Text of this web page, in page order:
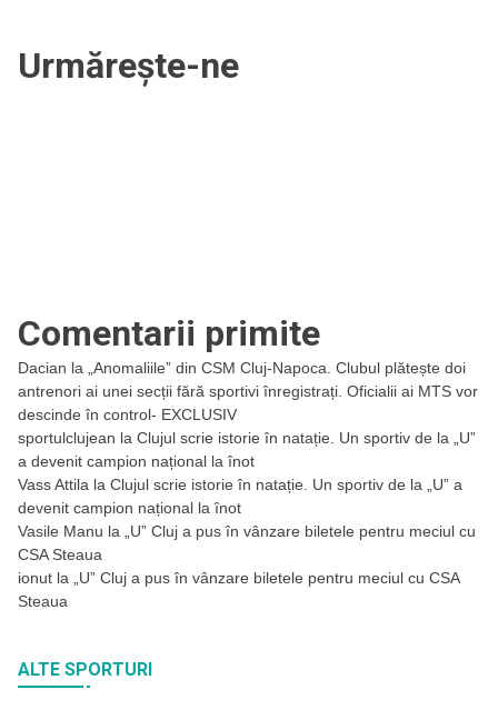
Urmărește-ne
Comentarii primite
Dacian la
„Anomaliile” din CSM Cluj-Napoca. Clubul plătește doi
antrenori ai unei secții fără sportivi înregistrați. Oficialii ai MTS vor
descinde în control- EXCLUSIV
sportulclujean la Clujul scrie istorie în natație. Un sportiv de la „U”
a devenit campion național la înot
Vass Attila la Clujul scrie istorie în natație. Un sportiv de la „U” a
devenit campion național la înot
Vasile Manu la
„U” Cluj a pus în vânzare biletele pentru meciul cu
CSA Steaua
ionut la
„U” Cluj a pus în vânzare biletele pentru meciul cu CSA
Steaua
ALTE SPORTURI